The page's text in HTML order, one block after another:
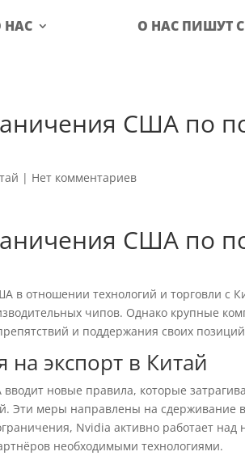
НАС О НАС ПИШУТ
США по
| Нет комментариев
США по
в отношении технологий и торговли с
чипов. Однако крупные
и поддержания своих
экспорт в Китай
новые правила, которые
Эти меры направлены на сдерживание
Nvidia активно работает
необходимыми технологиями.